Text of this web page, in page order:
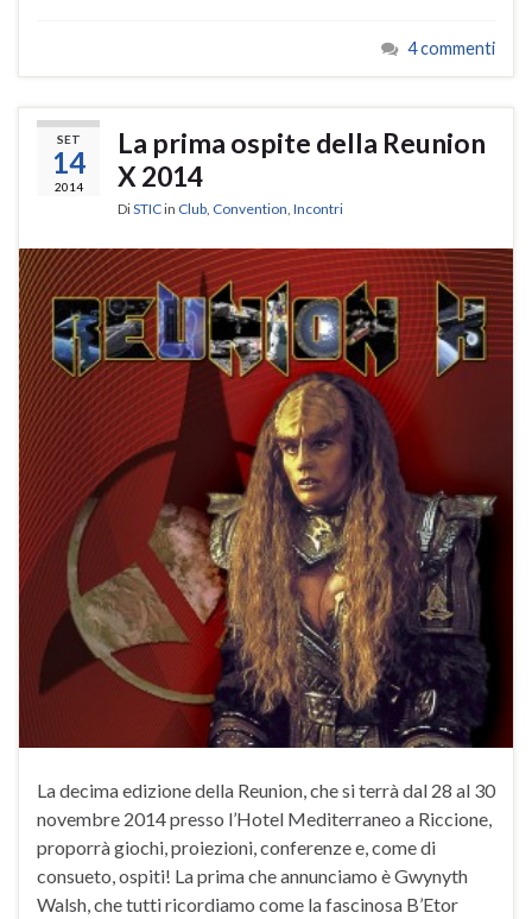
4 commenti
SET
14
2014
La prima ospite della Reunion
X 2014
DiSTICin Club, Convention, Incontri
La decima edizione della Reunion, che si terrà dal 28 al 30
novembre 2014 presso l’Hotel Mediterraneo a Riccione,
proporrà giochi, proiezioni, conferenze e, come di
consueto, ospiti! La prima che annunciamo è Gwynyth
Walsh, che tutti ricordiamo come la fascinosa B’Etor